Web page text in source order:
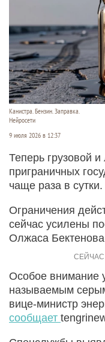
Канистра. Бензин. Заправка.
Нейросети
9 июля 2026 в 12:37
Теперь грузовой и
приграничных
чаще раза в сутки.
Ограничения
сейчас усилены
Олжаса
Особое внимание
называемым
вице-министр
сообщает